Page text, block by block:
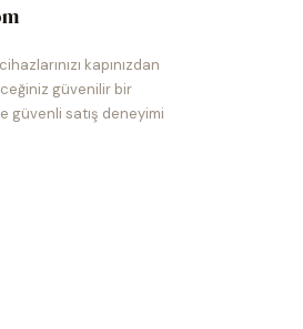
kapınızdan
güvenilir bir
güvenli satış deneyimi